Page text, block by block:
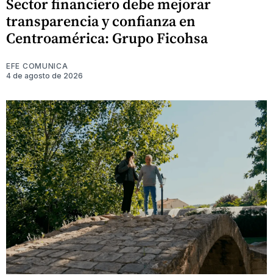
Sector financiero debe mejorar
transparencia y confianza en
Centroamérica: Grupo Ficohsa
EFE COMUNICA
4 de agosto de 2026